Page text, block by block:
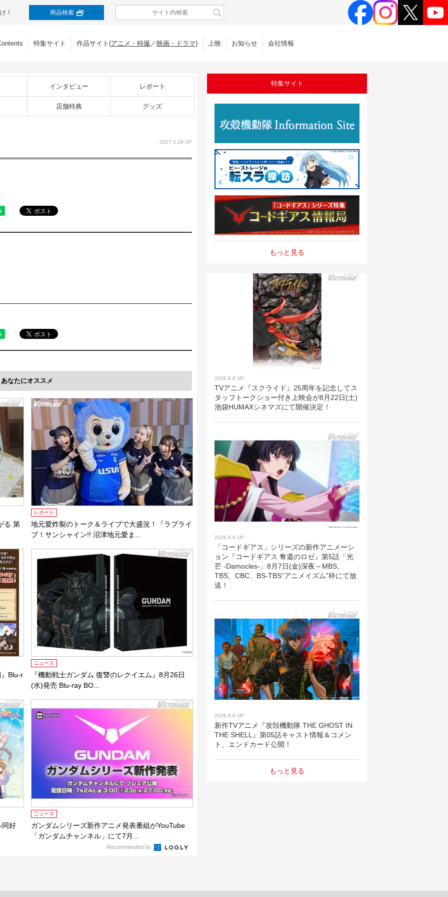
！ 商品検索
特集サイト 作品サイト(アニメ・特撮／映画・ドラマ) 上映 お知らせ 会社情報
インタビュー レポート
店舗特典 グッズ
2017.3.29 UP
あなたにオススメ
る 第
レポート
地元愛炸裂のトーク＆ライブで大盛況！『ラブライ
ブ！サンシャイン!! 沼津地元愛ま...
Blu-r
ニュース
『機動戦士ガンダム 復讐のレクイエム』8月26日
(水)発売 Blu-ray BO...
同好
ニュース
ガンダムシリーズ新作アニメ発表番組がYouTube
「ガンダムチャンネル」にて7月...
Recommended by
特集サイト
もっと見る
2026.8.6 UP
TVアニメ『スクライド』25周年を記念してス
タッフトークショー付き上映会が8月22日(土)
池袋HUMAXシネマズにて開催決定！
2026.8.6 UP
「コードギアス」シリーズの新作アニメーシ
ョン『コードギアス 奪還のロゼ』第5話「光
芒 -Damocles-」8月7日(金)深夜～MBS、
TBS、CBC、BS-TBS“アニメイズム”枠にて放
送！
2026.8.6 UP
新作TVアニメ『攻殻機動隊 THE GHOST IN
THE SHELL』第05話キャスト情報＆コメン
ト、エンドカード公開！
もっと見る